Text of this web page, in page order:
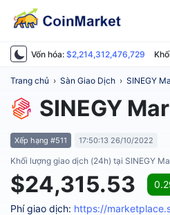
Vốn hóa: $2,214,312,476,729
Trang chủ › Sàn Giao Dịch › SINEGY
SINEGY
Xếp hạng #511 17:50:13 26/10/2022
Khối lượng giao dịch (24h) tại SINEGY
$24,315.53
Phí giao dịch: https://